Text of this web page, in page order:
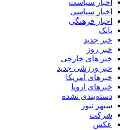
اخبار سیاست
اخبار سیاسی
اخبار فرهنگی
بانک
خبر جدید
خبر روز
خبر های خارجی
خبر ورزشی جدید
خبرهای آمریکا
خبرهای اروپا
دسته‌بندی نشده
سپهر نیوز
شرکت
عکس